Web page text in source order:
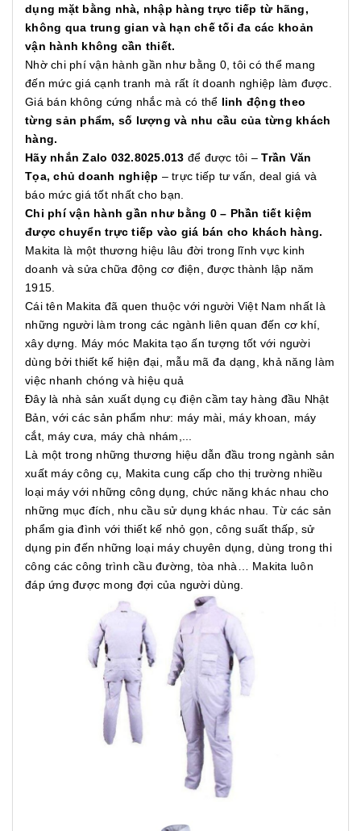
dụng mặt bằng nhà, nhập hàng trực tiếp từ hãng,
không qua trung gian và hạn chế tối đa các khoản
vận hành không cần thiết.
Nhờ chi phí vận hành gần như bằng 0, tôi có thể mang
đến mức giá cạnh tranh mà rất ít doanh nghiệp làm được.
Giá bán không cứng nhắc mà có thể linh động theo
từng sản phẩm, số lượng và nhu cầu của từng khách
hàng.
Hãy nhắn Zalo 032.8025.013 để được tôi –Trần Văn
Tọa, chủ doanh nghiệp – trực tiếp tư vấn, deal giá và
báo mức giá tốt nhất cho bạn.
Chi phí vận hành gần như bằng 0 – Phần tiết kiệm
được chuyển trực tiếp vào giá bán cho khách hàng.
Makita là một thương hiệu lâu đời trong lĩnh vực kinh
doanh và sửa chữa động cơ điện, được thành lập năm
1915.
Cái tên Makita đã quen thuộc với người Việt Nam nhất là
những người làm trong các ngành liên quan đến cơ khí,
xây dựng. Máy móc Makita tạo ấn tượng tốt với người
dùng bởi thiết kế hiện đại, mẫu mã đa dạng, khả năng làm
việc nhanh chóng và hiệu quả
Đây là nhà sản xuất dụng cụ điện cầm tay hàng đầu Nhật
Bản, với các sản phẩm như: máy mài, máy khoan, máy
cắt, máy cưa, máy chà nhám,...
Là một trong những thương hiệu dẫn đầu trong ngành sản
xuất máy công cụ, Makita cung cấp cho thị trường nhiều
loại máy với những công dụng, chức năng khác nhau cho
những mục đích, nhu cầu sử dụng khác nhau. Từ các sản
phẩm gia đình với thiết kế nhỏ gọn, công suất thấp, sử
dụng pin đến những loại máy chuyên dụng, dùng trong thi
công các công trình cầu đường, tòa nhà… Makita luôn
đáp ứng được mong đợi của người dùng.